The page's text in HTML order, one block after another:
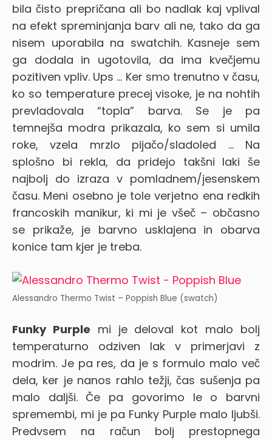
bila čisto prepričana ali bo nadlak kaj vplival
na efekt spreminjanja barv ali ne, tako da ga
nisem uporabila na swatchih. Kasneje sem
ga dodala in ugotovila, da ima kvečjemu
pozitiven vpliv. Ups … Ker smo trenutno v času,
ko so temperature precej visoke, je na nohtih
prevladovala “topla” barva. Se je pa
temnejša modra prikazala, ko sem si umila
roke, vzela mrzlo pijačo/sladoled … Na
splošno bi rekla, da pridejo takšni laki še
najbolj do izraza v pomladnem/jesenskem
času. Meni osebno je tole verjetno ena redkih
francoskih manikur, ki mi je všeč – občasno
se prikaže, je barvno usklajena in obarva
konice tam kjer je treba.
Alessandro Thermo Twist – Poppish Blue (swatch)
Funky Purple mi je deloval kot malo bolj
temperaturno odziven lak v primerjavi z
modrim. Je pa res, da je s formulo malo več
dela, ker je nanos rahlo težji, čas sušenja pa
malo daljši. Če pa govorimo le o barvni
spremembi, mi je pa Funky Purple malo ljubši.
Predvsem na račun bolj prestopnega